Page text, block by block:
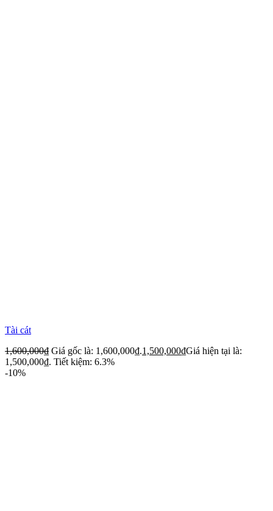
Tài cát
1,600,000₫ Giá gốc là: 1,600,000₫.1,500,000₫Giá hiện tại là:
1,500,000₫. Tiết kiệm: 6.3%
-10%